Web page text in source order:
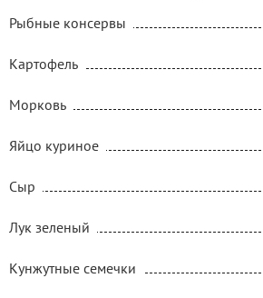
Рыбные консервы
Картофель
Морковь
Яйцо куриное
Сыр
Лук зеленый
Кунжутные семечки